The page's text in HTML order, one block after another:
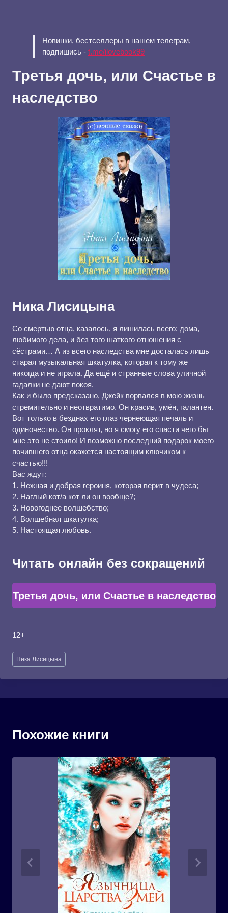
Новинки, бестселлеры в нашем телеграм,
подпишись - t.me/ilovebook99
Третья дочь, или Счастье в
наследство
Ника Лисицына
Со смертью отца, казалось, я лишилась всего: дома,
любимого дела, и без того шаткого отношения с
сёстрами… А из всего наследства мне досталась лишь
старая музыкальная шкатулка, которая к тому же
никогда и не играла. Да ещё и странные слова уличной
гадалки не дают покоя.
Как и было предсказано, Джейк ворвался в мою жизнь
стремительно и неотвратимо. Он красив, умён, галантен.
Вот только в безднах его глаз чернеющая печаль и
одиночество. Он проклят, но я смогу его спасти чего бы
мне это не стоило! И возможно последний подарок моего
почившего отца окажется настоящим ключиком к
счастью!!!
Вас ждут:
1. Нежная и добрая героиня, которая верит в чудеса;
2. Наглый кот/а кот ли он вообще?;
3. Новогоднее волшебство;
4. Волшебная шкатулка;
5. Настоящая любовь.
Читать онлайн без сокращений
Третья дочь, или Счастье в наследство
12+
Метки
записи:
Ника Лисицына
Похожие книги